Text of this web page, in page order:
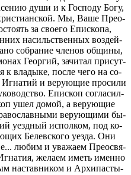
ду­ши и к Гос­по­ду Бо­гу,
Мы, Ва­ше Прео­
за сво­е­го Епи­ско­па,
на­силь­ствен­ных воз­дей­
со­бра­ние чле­нов об­щи­ны,
Ге­ор­гий, за­чи­тал при­сут­
к вла­ды­ке, по­сле че­го на со­
и ве­ру­ю­щие про­си­ли
Епи­скоп со­гла­сил­
ушел до­мой, а ве­ру­ю­щие
ве­ру­ю­щи­ми бы­
уезд­ный ис­пол­ком, под ко­
Белев­ско­го уез­да. Они
лю­бим и ува­жа­ем Прео­свя­
же­ла­ем иметь имен­но
на­став­ни­ком и Ар­хи­пас­ты­